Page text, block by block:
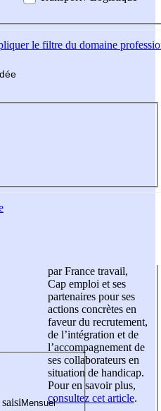
le filtre du domaine
par France travail,
Cap emploi et ses
partenaires pour ses
actions concrètes en
faveur du recrutement,
de l’intégration et de
l’accompagnement de
ses collaborateurs en
situation de handicap.
Pour en savoir plus,
consultez cet article.